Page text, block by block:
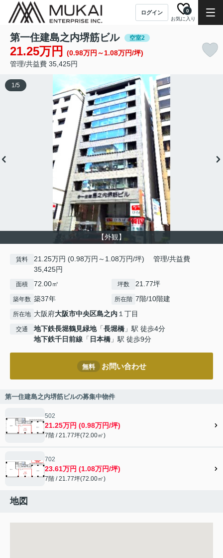
ログイン
お気に入り
0
第一住建島之内堺筋ビル 空室2
21.25万円
(0.98万円～1.08万円/坪)
管理/共益費 35,425円
【外観】
1/5
賃料
21.25万円 (0.98万円～1.08万円/坪) 管理/共益費
35,425円
面積 72.00㎡ 坪数 21.77坪
築年数 築37年 所在階 7階/10階建
所在地 大阪府大阪市中央区島之内１丁目
交通 地下鉄長堀鶴見緑地「長堀橋 」駅 徒歩4分
地下鉄千日前線 「 日本橋 」駅 徒歩9分
無料 お問い合わせ
第一住建島之内堺筋ビルの募集中物件
502
21.25万円 (0.98万円/坪)
7階 / 21.77坪(72.00㎡)
702
23.61万円 (1.08万円/坪)
7階 / 21.77坪(72.00㎡)
地図